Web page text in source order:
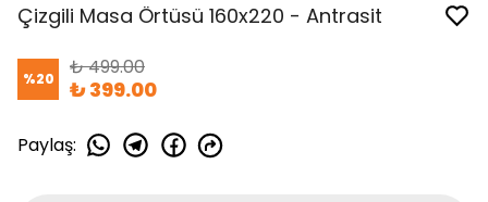
Çizgili Masa Örtüsü 160x220 - Antrasit
%20 ₺ 499.00
₺ 399.00
Paylaş: